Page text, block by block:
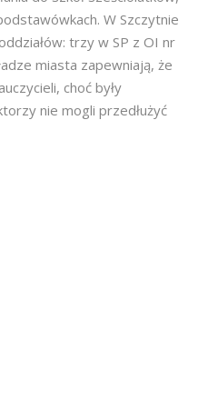
W Szczytnie
trzy w SP z OI nr
miasta zapewniają, że
choć były
nie mogli przedłużyć